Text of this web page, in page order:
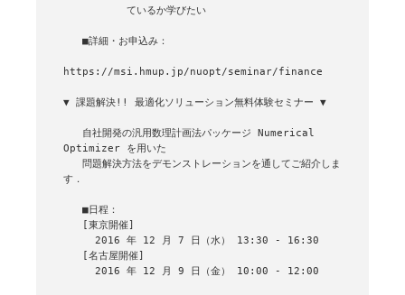
          ているか学びたい
   ■詳細・お申込み：
https://msi.hmup.jp/nuopt/seminar/finance
▼ 課題解決!! 最適化ソリューション無料体験セミナー ▼
Optimizer を用いた
す．
   ■日程：
     2016 年 12 月 7 日（水） 13:30 - 16:30
     2016 年 12 月 9 日（金） 10:00 - 12:00